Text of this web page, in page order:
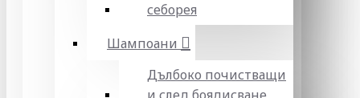
себорея
Шампоани
Дълбоко почистващи